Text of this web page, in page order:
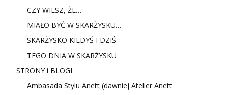
CZY WIESZ, ŻE…
MIAŁO BYĆ W SKARŻYSKU…
SKARŻYSKO KIEDYŚ I DZIŚ
TEGO DNIA W SKARŻYSKU
STRONY i BLOGI
Ambasada Stylu Anett (dawniej Atelier Anett